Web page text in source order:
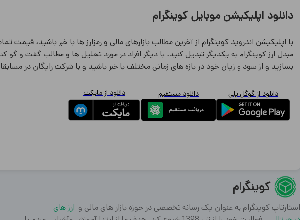
دانلود اپلیکیشن موبایل کوینگرام
با اپلیکیشن اندروید کوینگرام از آخرین مطالب بازارهای مالی و رمزارز ها با خبر باشید، قیمت
مبدل ارز کوینگرام به یکدیگر تبدیل کنید، با دیگر افراد در مورد تحلیل ها و مطالب گفت و گو
بسازید و از سود و زیان خود در بازه های زمانی مختلف با خبر باشید و با شرکت رایگان در
دانلود از گوگل پلی دانلود مستقیم دانلود از مایکت
کوینگرام
استارتاپ کوینگرام به عنوان یک رسانه تخصصی در حوزه بازار های مالی و ارز های